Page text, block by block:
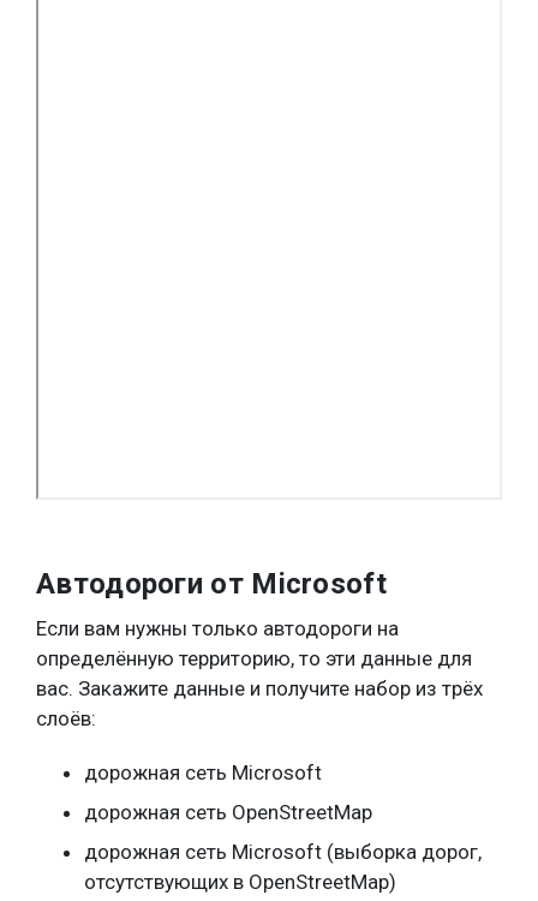
Автодороги от Microsoft
Если вам нужны только автодороги на
определённую территорию, то эти данные для
вас. Закажите данные и получите набор из трёх
слоёв:
дорожная сеть Microsoft
дорожная сеть OpenStreetMap
дорожная сеть Microsoft (выборка дорог,
отсутствующих в OpenStreetMap)